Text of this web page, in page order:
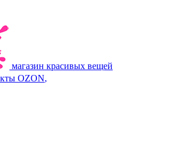
магазин красивых вещей
OZON,